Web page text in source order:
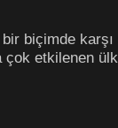
biçimde karşı
etkilenen